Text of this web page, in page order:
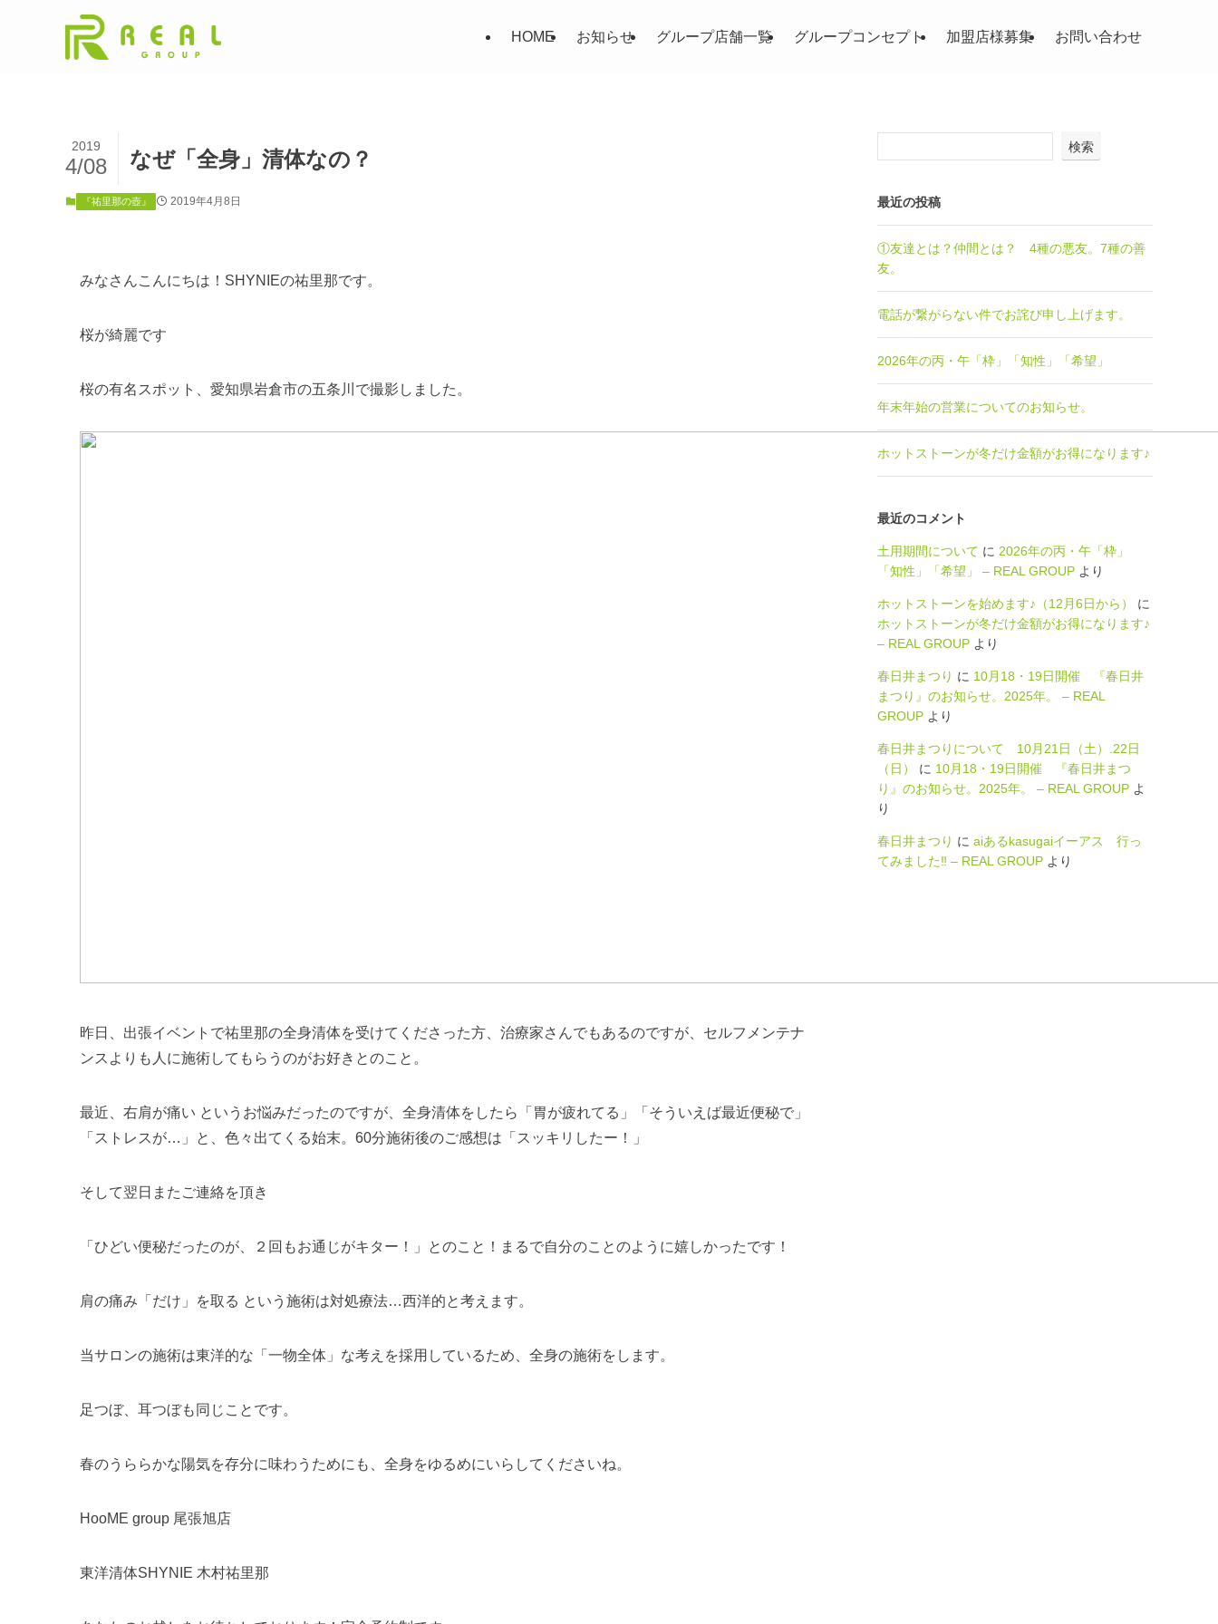
HOME お知らせ グループ店舗一覧 グループコンセプト 加盟店様募集 お問い合わせ
なぜ「全身」清体なの？
2019
4/08
『祐里那の壺』 2019年4月8日
みなさんこんにちは！SHYNIEの祐里那です。
桜が綺麗です
桜の有名スポット、愛知県岩倉市の五条川で撮影しました。
昨日、出張イベントで祐里那の全身清体を受けてくださった方、治療家さんでもあるのですが、セルフメンテナ
ンスよりも人に施術してもらうのがお好きとのこと。
最近、右肩が痛い というお悩みだったのですが、全身清体をしたら「胃が疲れてる」「そういえば最近便秘で」
「ストレスが…」と、色々出てくる始末。60分施術後のご感想は「スッキリしたー！」
そして翌日またご連絡を頂き
「ひどい便秘だったのが、２回もお通じがキター！」とのこと！まるで自分のことのように嬉しかったです！
肩の痛み「だけ」を取る という施術は対処療法…西洋的と考えます。
当サロンの施術は東洋的な「一物全体」な考えを採用しているため、全身の施術をします。
足つぼ、耳つぼも同じことです。
春のうららかな陽気を存分に味わうためにも、全身をゆるめにいらしてくださいね。
HooME group 尾張旭店
東洋清体SHYNIE 木村祐里那
検索
最近の投稿
①友達とは？仲間とは？ 4種の悪友。7種の善
友。
電話が繋がらない件でお詫び申し上げます。
2026年の丙・午「枠」「知性」「希望」
年末年始の営業についてのお知らせ。
ホットストーンが冬だけ金額がお得になります♪
最近のコメント
土用期間について に 2026年の丙・午「枠」
「知性」「希望」 – REAL GROUP より
ホットストーンを始めます♪（12月6日から）
に
ホットストーンが冬だけ金額がお得になります♪
– REAL GROUP より
春日井まつり に 10月18・19日開催 『春日井
まつり』のお知らせ。2025年。 – REAL
GROUP より
春日井まつりについて 10月21日（土）.22日
（日）
に 10月18・19日開催 『春日井まつ
り』のお知らせ。2025年。 – REAL GROUP よ
り
春日井まつり に aiあるkasugaiイーアス 行っ
てみました‼ – REAL GROUP より